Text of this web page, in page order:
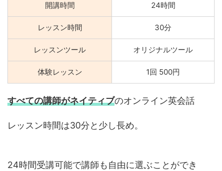
開講時間 24時間
レッスン時間 30分
レッスンツール オリジナルツール
体験レッスン 1回 500円
すべての講師がネイティブのオンライン英会話
レッスン時間は30分と少し長め。
24時間受講可能で講師も自由に選ぶことができ